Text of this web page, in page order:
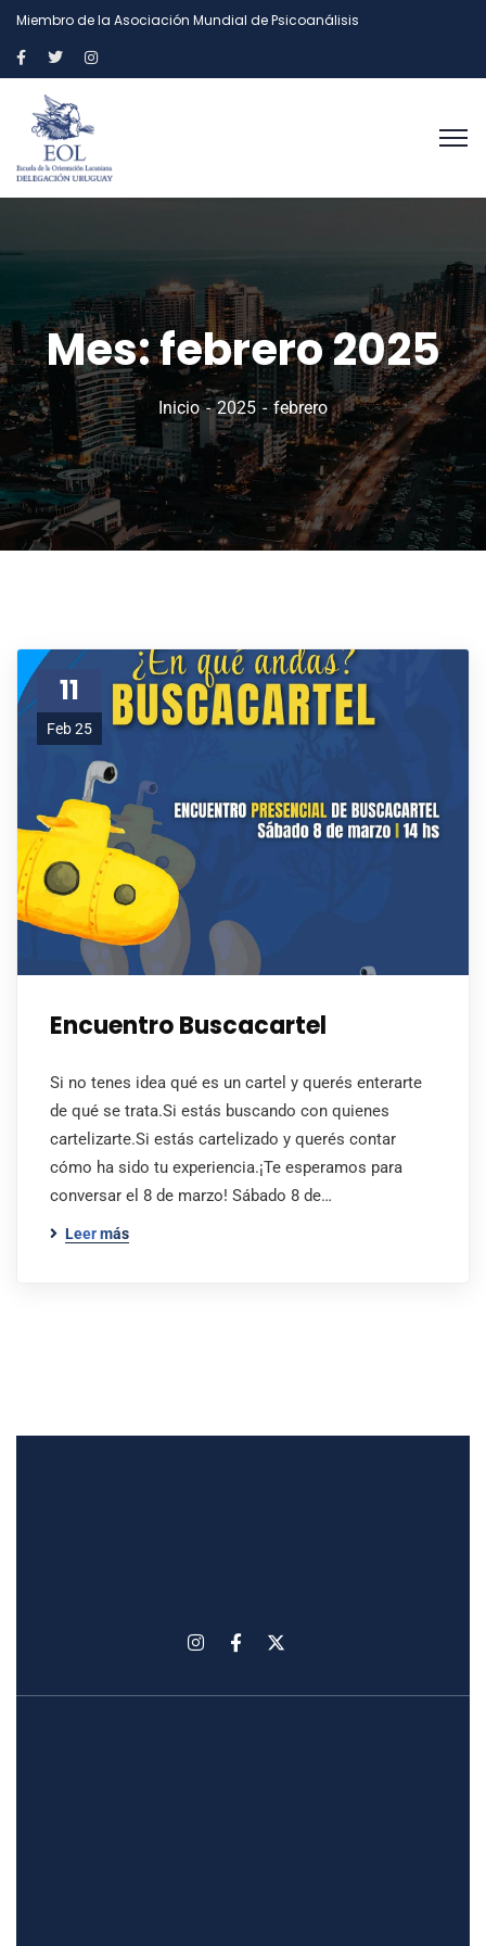
Miembro de la Asociación Mundial de Psicoanálisis
Mes:febrero 2025
Inicio 2025 febrero
11
Feb 25
Encuentro Buscacartel
Si no tenes idea qué es un cartel y querés enterarte
de qué se trata.Si estás buscando con quienes
cartelizarte.Si estás cartelizado y querés contar
cómo ha sido tu experiencia.¡Te esperamos para
conversar el 8 de marzo! Sábado 8 de…
Leer más